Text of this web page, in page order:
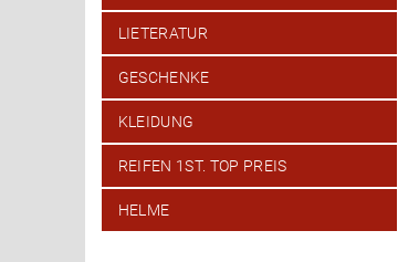
LIETERATUR
GESCHENKE
KLEIDUNG
REIFEN 1ST. TOP PREIS
HELME